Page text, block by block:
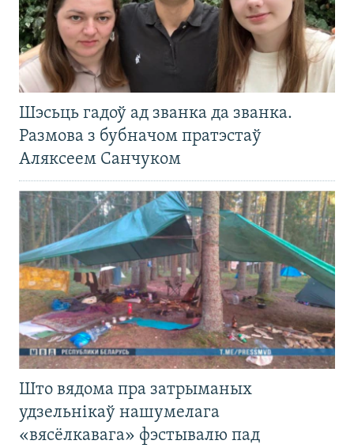
Шэсьць гадоў ад званка да званка.
Размова з бубначом пратэстаў
Аляксеем Санчуком
Што вядома пра затрыманых
удзельнікаў нашумелага
«вясёлкавага» фэстывалю пад